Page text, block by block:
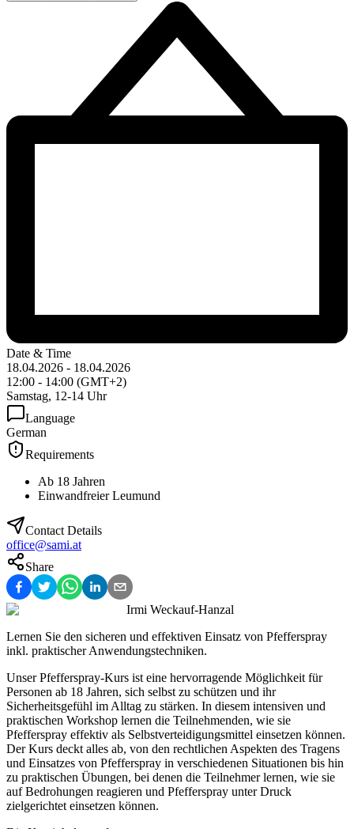
Date & Time
18.04.2026 - 18.04.2026
12:00 - 14:00 (GMT+2)
Samstag, 12-14 Uhr
Language
German
Requirements
Ab 18 Jahren
Einwandfreier Leumund
Contact Details
office@sami.at
Share
Irmi Weckauf-Hanzal
Lernen Sie den sicheren und effektiven Einsatz von Pfefferspray
inkl. praktischer Anwendungstechniken.
Unser Pfefferspray-Kurs ist eine hervorragende Möglichkeit für
Personen ab 18 Jahren, sich selbst zu schützen und ihr
Sicherheitsgefühl im Alltag zu stärken. In diesem intensiven und
praktischen Workshop lernen die Teilnehmenden, wie sie
Pfefferspray effektiv als Selbstverteidigungsmittel einsetzen können.
Der Kurs deckt alles ab, von den rechtlichen Aspekten des Tragens
und Einsatzes von Pfefferspray in verschiedenen Situationen bis hin
zu praktischen Übungen, bei denen die Teilnehmer lernen, wie sie
auf Bedrohungen reagieren und Pfefferspray unter Druck
zielgerichtet einsetzen können.